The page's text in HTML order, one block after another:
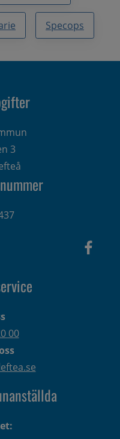
Specops
3
00